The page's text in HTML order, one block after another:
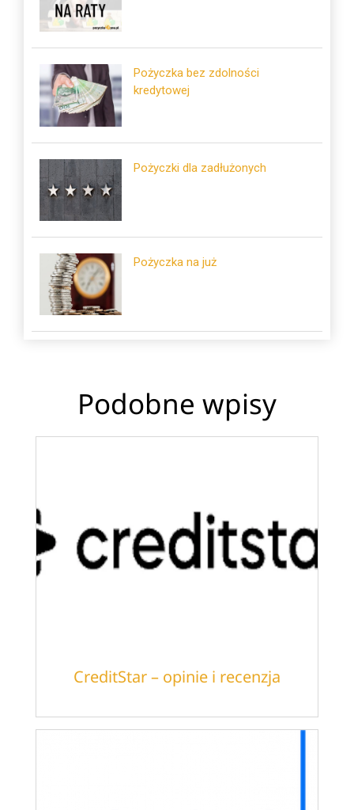
Pożyczka bez zdolności
kredytowej
Pożyczki dla zadłużonych
Pożyczka na już
Podobne wpisy
CreditStar – opinie i recenzja